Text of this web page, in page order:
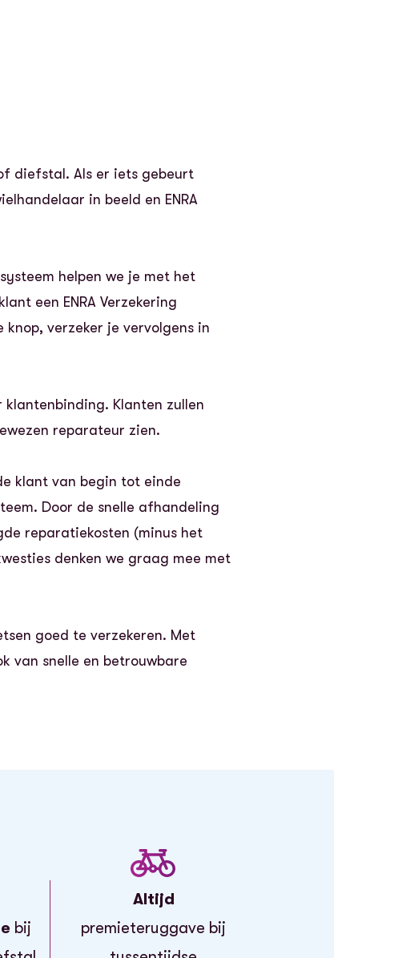
diefstal. Als er iets gebeurt
in beeld en ENRA
helpen we je met het
een ENRA Verzekering
verzeker je vervolgens in
Klanten zullen
reparateur zien.
klant van begin tot einde
Door de snelle afhandeling
reparatiekosten (minus het
denken we graag mee met
goed te verzekeren. Met
van snelle en betrouwbare
bij
Altijd
premieteruggave bij